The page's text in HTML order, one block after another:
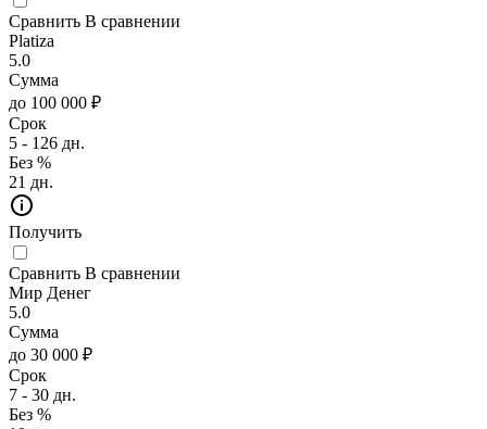
Сравнить В сравнении
Platiza
5.0
Сумма
до 100 000 ₽
Срок
5 - 126 дн.
Без %
21 дн.
Получить
Сравнить В сравнении
Мир Денег
5.0
Сумма
до 30 000 ₽
Срок
7 - 30 дн.
Без %